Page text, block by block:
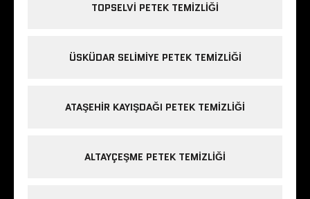
TOPSELVI PETEK TEMIZLIĞI
ÜSKÜDAR SELIMIYE PETEK TEMIZLIĞI
ATAŞEHIR KAYIŞDAĞI PETEK TEMIZLIĞI
ALTAYÇEŞME PETEK TEMIZLIĞI